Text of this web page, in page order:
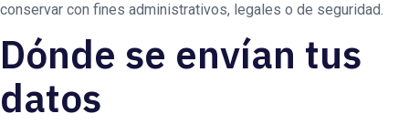
conservar con fines administrativos, legales o de seguridad.
Dónde se envían tus
datos